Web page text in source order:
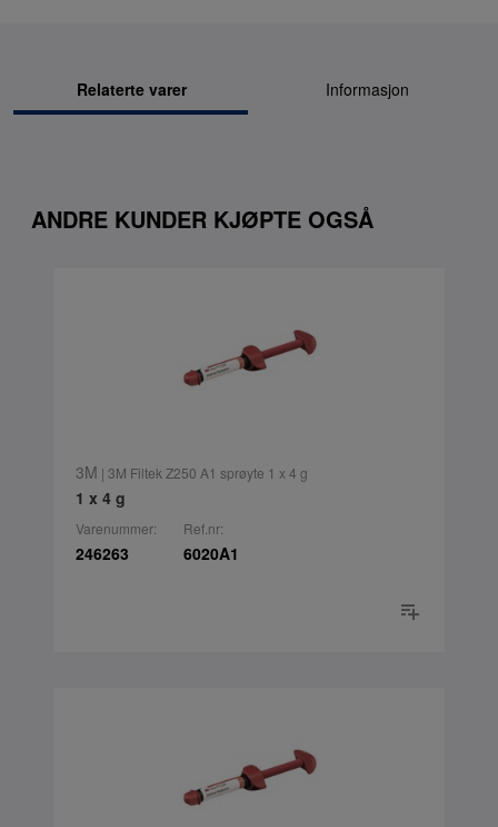
Relaterte varer Informasjon
ANDRE KUNDER KJØPTE OGSÅ
3M | 3M Filtek Z250 A1 sprøyte 1 x 4 g
1 x 4 g
Varenummer:
246263
Ref.nr:
6020A1